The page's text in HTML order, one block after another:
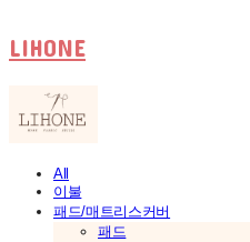
LIHONE
All
이불
패드/매트리스커버
패드